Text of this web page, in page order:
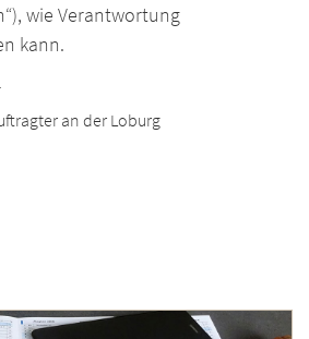
wie Verantwortung
kann.
an der Loburg